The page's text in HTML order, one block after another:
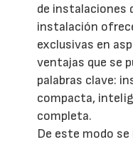
de instalaciones
instalación
exclusivas en
ventajas que se
palabras clave:
compacta,
completa.
De este modo